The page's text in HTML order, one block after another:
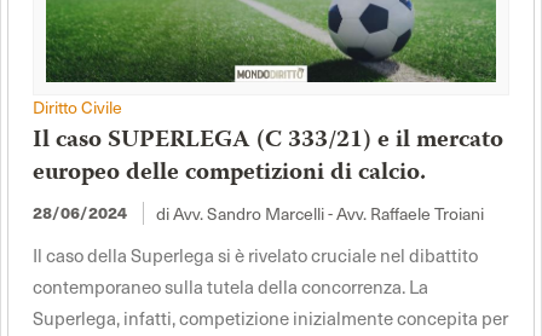
Diritto Civile
Il caso SUPERLEGA (C 333/21) e il mercato
europeo delle competizioni di calcio.
28/06/2024 di Avv. Sandro Marcelli - Avv. Raffaele Troiani
Il caso della Superlega si è rivelato cruciale nel dibattito
contemporaneo sulla tutela della concorrenza. La
Superlega, infatti, competizione inizialmente concepita per